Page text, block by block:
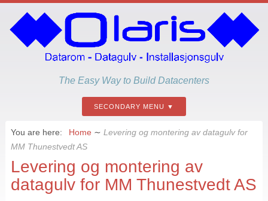
The Easy Way to Build Datacenters
SECONDARY MENU
You are here: Home ∼ Levering og montering av datagulv for
MM Thunestvedt AS
Levering og montering av
datagulv for MM Thunestvedt AS